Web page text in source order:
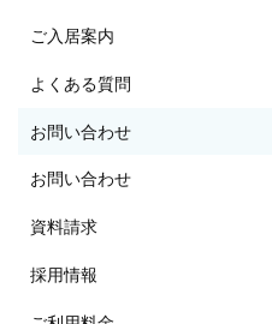
ご入居案内
よくある質問
お問い合わせ
お問い合わせ
資料請求
採用情報